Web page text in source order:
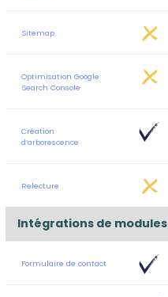
Sitemap
Optimisation Google
Search Console
Création
d’arborescence
Relecture
Intégrations de modules
Formulaire de contact